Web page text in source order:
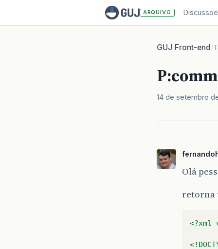
ARQUIVO
GUJ/Front-end/
14 de setembro de
Olá
retorna
<?xml